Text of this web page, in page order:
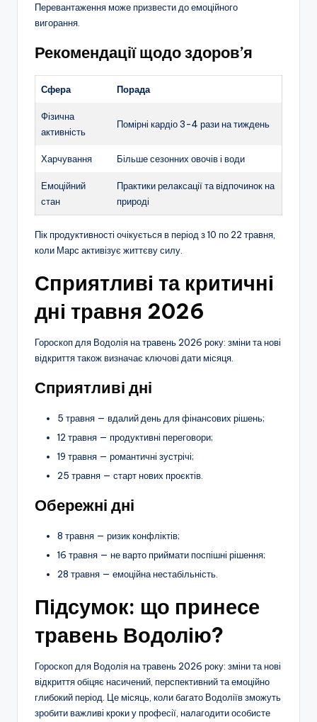
Перевантаження може призвести до емоційного
вигорання.
Рекомендації щодо здоров’я
Сфера Порада
Фізична
активність
Помірні кардіо 3-4 рази на тиждень
Харчування Більше сезонних овочів і води
Емоційний
стан
Практики релаксації та відпочинок на
природі
Пік продуктивності очікується в період з 10 по 22 травня,
коли Марс активізує життєву силу.
Сприятливі та критичні
дні травня 2026
Гороскоп для Водолія на травень 2026 року: зміни та нові
відкриття також визначає ключові дати місяця.
Сприятливі дні
5 травня — вдалий день для фінансових рішень;
12 травня — продуктивні переговори;
19 травня — романтичні зустрічі;
25 травня — старт нових проєктів.
Обережні дні
8 травня — ризик конфліктів;
16 травня — не варто приймати поспішні рішення;
28 травня — емоційна нестабільність.
Підсумок: що принесе
травень Водолію?
Гороскоп для Водолія на травень 2026 року: зміни та нові
відкриття обіцяє насичений, перспективний та емоційно
глибокий період. Це місяць, коли багато Водоліїв зможуть
зробити важливі кроки у професії, налагодити особисте